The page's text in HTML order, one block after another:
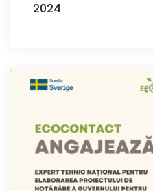
2024